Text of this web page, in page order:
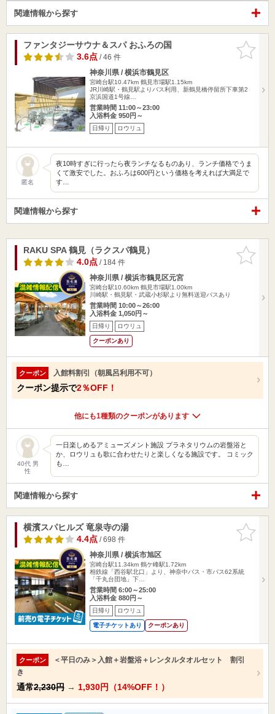
関連情報から探す
お気に入
りに追加
ファンタジーサウナ＆スパ おふろの国
3.6点/ 46 件
神奈川県 / 横浜市鶴見区
宮崎台駅10.47km 鶴見市場駅1.15km
JR川崎駅・鶴見駅よりバス利用、新鶴見橋停留所下車第2
京浜国道1号線…
営業時間 11:00～23:00
入浴料金 950円～
日帰り ロウリュ
匿名
夜10時すぎに行ったら夜ランチなるものあり、ランチ価格でうま
くて激安でした。おふろは600円という価格を考えれば大満足で
す…
関連情報から探す
お気に入
りに追加
RAKU SPA 鶴見（ラクスパ鶴見）
4.0点/ 184 件
神奈川県 / 横浜市鶴見区元宮
宮崎台駅10.60km 鶴見市場駅1.00km
川崎駅・鶴見駅・武蔵小杉駅より無料送迎バスあり
営業時間 10:00～26:00
入浴料金 1,050円～
日帰り ロウリュ
クーポンあり
クーポン 入館料割引（朝風呂利用不可）
クーポン提示で2％OFF！
他にも1種類のクーポンがあります
40代 男
性
一日楽しめるアミューズメント施設 プラネタリウムの岩盤浴と
か、ロウリュも歌に合わせたりと楽しくなる施設です。 コミック
も…
関連情報から探す
お気に入
りに追加
横濱スパヒルズ 竜泉寺の湯
4.4点/ 698 件
神奈川県 / 横浜市旭区
宮崎台駅11.34km 鶴ケ峰駅1.72km
相鉄線「西谷駅北口」より、神奈中バス・市バス62系統
「千丸台団地」下…
営業時間 6:00～25:00
入浴料金 880円～
日帰り ロウリュ
電子チケットあり クーポンあり
クーポン
＜平日のみ＞入館＋岩盤浴＋レンタルタオルセット 割引
き
通常2,230円 → 1,930円（14%OFF！）